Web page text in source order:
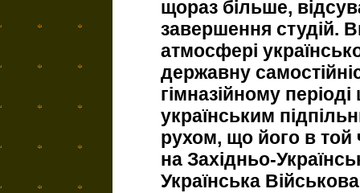
щораз більше,
завершення студій.
атмосфері
державну
гімназійному
українським
рухом, що його в той
на Західньо-
Українська